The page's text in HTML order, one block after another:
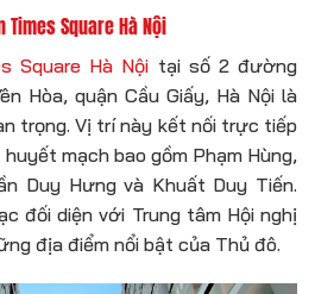
Square Hà Nội
Square Hà Nội tại số 2 đường
Hòa, quận Cầu Giấy, Hà Nội là
trọng. Vị trí này kết nối trực tiếp
mạch bao gồm Phạm Hùng,
Duy Hưng và Khuất Duy Tiến.
đối diện với Trung tâm Hội nghị
địa điểm nổi bật của Thủ đô.